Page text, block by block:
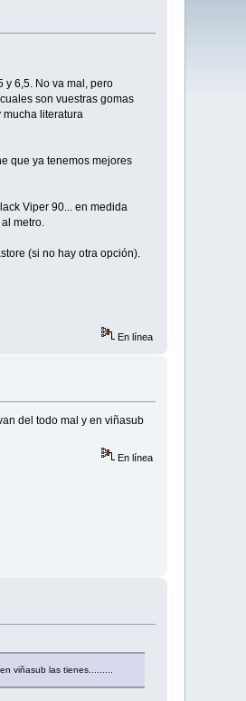
y 6,5. No va mal, pero
son vuestras gomas
mucha literatura
que ya tenemos mejores
Viper 90... en medida
metro.
(si no hay otra opción).
En línea
del todo mal y en viñasub
En línea
viñasub las tienes.........